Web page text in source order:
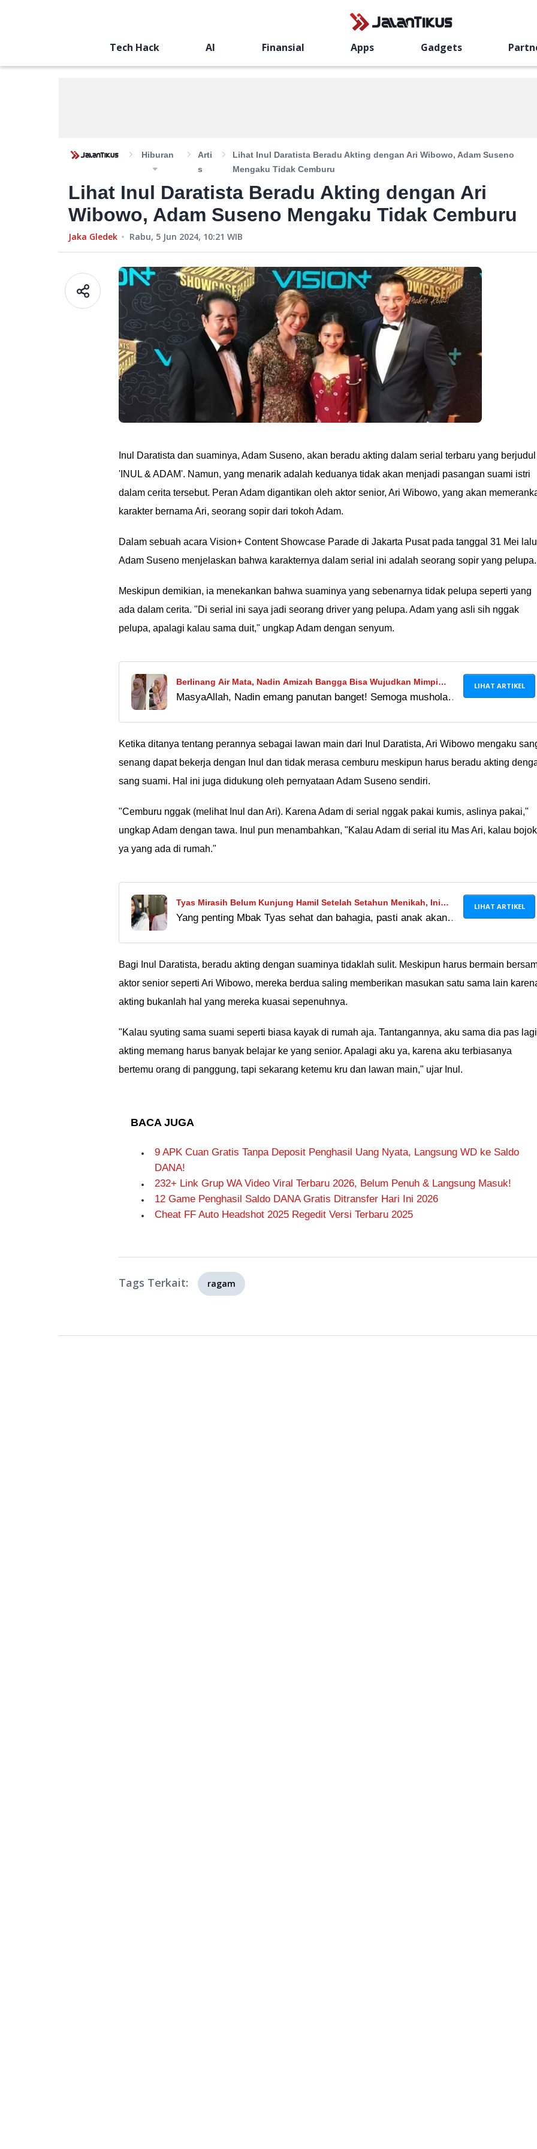
Tech Hack AI Finansial Apps Gadgets
Hiburan
Arti
S
Lihat Inul Daratista Beradu Akting dengan Ari Wibowo, Adam Suseno
Mengaku Tidak Cemburu
Lihat Inul Daratista Beradu Akting dengan Ari
Wibowo, Adam Suseno Mengaku Tidak Cemburu
Jaka Gledek Rabu, 5 Jun 2024, 10:21 WIB
Inul Daratista dan suaminya, Adam Suseno, akan beradu akting dalam serial terbaru yang berjudul
'INUL & ADAM'. Namun, yang menarik adalah keduanya tidak akan menjadi pasangan suami istri
dalam cerita tersebut. Peran Adam digantikan oleh aktor senior, Ari Wibowo, yang akan
karakter bernama Ari, seorang sopir dari tokoh Adam.
Dalam sebuah acara Vision+ Content Showcase Parade di Jakarta Pusat pada tanggal 31 Mei
Adam Suseno menjelaskan bahwa karakternya dalam serial ini adalah seorang sopir yang pelupa.
Meskipun demikian, ia menekankan bahwa suaminya yang sebenarnya tidak pelupa seperti yang
ada dalam cerita. "Di serial ini saya jadi seorang driver yang pelupa. Adam yang asli sih nggak
pelupa, apalagi kalau sama duit," ungkap Adam dengan senyum.
Berlinang Air Mata, Nadin Amizah Bangga Bisa Wujudkan Mimpi
Bangun Mushola di Usia ke-21
MasyaAllah, Nadin emang panutan banget! Semoga mushola
LIHAT ARTIKEL
Ketika ditanya tentang perannya sebagai lawan main dari Inul Daratista, Ari Wibowo mengaku
senang dapat bekerja dengan Inul dan tidak merasa cemburu meskipun harus beradu akting
sang suami. Hal ini juga didukung oleh pernyataan Adam Suseno sendiri.
"Cemburu nggak (melihat Inul dan Ari). Karena Adam di serial nggak pakai kumis, aslinya pakai,"
ungkap Adam dengan tawa. Inul pun menambahkan, "Kalau Adam di serial itu Mas Ari, kalau
ya yang ada di rumah."
Tyas Mirasih Belum Kunjung Hamil Setelah Setahun Menikah, Ini
Tanggapan Suami
Yang penting Mbak Tyas sehat dan bahagia, pasti anak akan
LIHAT ARTIKEL
Bagi Inul Daratista, beradu akting dengan suaminya tidaklah sulit. Meskipun harus bermain
aktor senior seperti Ari Wibowo, mereka berdua saling memberikan masukan satu sama lain
akting bukanlah hal yang mereka kuasai sepenuhnya.
"Kalau syuting sama suami seperti biasa kayak di rumah aja. Tantangannya, aku sama dia pas lagi
akting memang harus banyak belajar ke yang senior. Apalagi aku ya, karena aku terbiasanya
bertemu orang di panggung, tapi sekarang ketemu kru dan lawan main," ujar Inul.
BACA JUGA
9 APK Cuan Gratis Tanpa Deposit Penghasil Uang Nyata, Langsung WD ke Saldo
DANA!
232+ Link Grup WA Video Viral Terbaru 2026, Belum Penuh & Langsung Masuk!
12 Game Penghasil Saldo DANA Gratis Ditransfer Hari Ini 2026
Cheat FF Auto Headshot 2025 Regedit Versi Terbaru 2025
Tags Terkait: ragam